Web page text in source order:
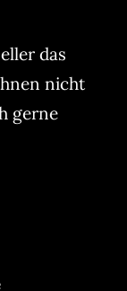
das
nicht
gerne